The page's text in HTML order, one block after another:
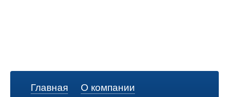
Главная
О компании